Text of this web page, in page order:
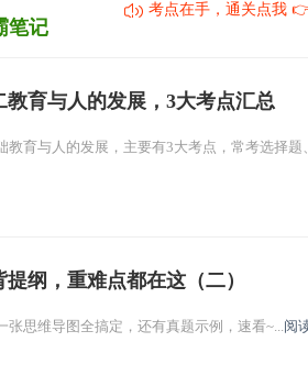
范（一） 主讲：马海燕
主讲：马海燕
笔记
考点在手，通关点我
育与人的发展，3大考点汇总
教育与人的发展，主要有3大考点，常考选择题
纲，重难点都在这（二）
思维导图全搞定，还有真题示例，速看~...阅